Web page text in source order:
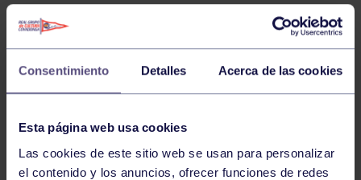
Consentimiento Detalles Acerca de las cookies
Esta página web usa cookies
Las cookies de este sitio web se usan para personalizar
el contenido y los anuncios, ofrecer funciones de redes
Comparte
NOTICIAS RELACIONADAS